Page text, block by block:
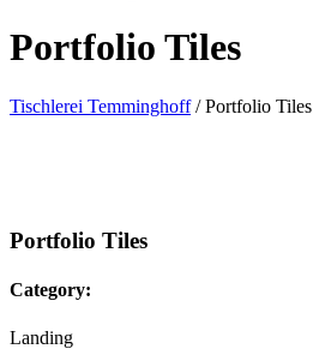
Portfolio Tiles
Tischlerei Temminghoff/Portfolio Tiles
Portfolio Tiles
Category:
Landing